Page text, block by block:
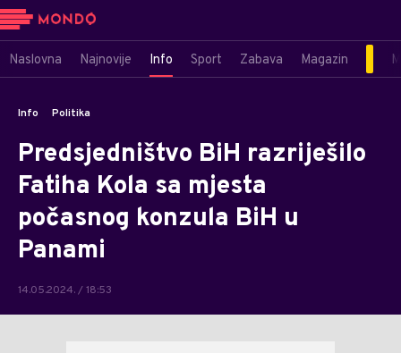
Naslovna Najnovije Info Sport Zabava Magazin
Info Politika
Predsjedništvo BiH razriješilo
Fatiha Kola sa mjesta
počasnog konzula BiH u
Panami
14.05.2024. / 18:53